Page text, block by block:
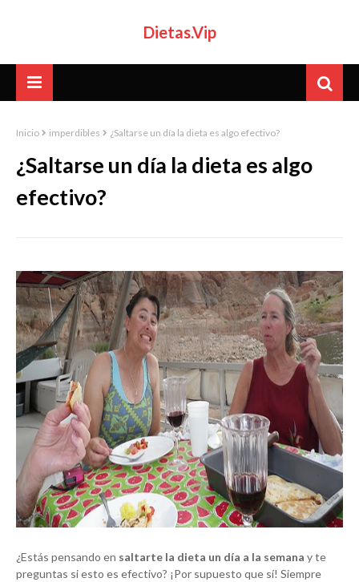
Dietas.Vip
Inicio imperdibles ¿Saltarse un día la dieta es algo efectivo?
¿Saltarse un día la dieta es algo
efectivo?
¿Estás pensando en saltarte la dieta un día a la semana y te
preguntas si esto es efectivo? ¡Por supuesto que sí! Siempre